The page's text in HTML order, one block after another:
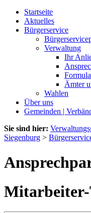
Startseite
Aktuelles
Bürgerservice
Verwaltung
Ihr
Ämter
Wahlen
Über uns
Gemeinden |
Sie sind hier:
Siegenburg >
Mitarbeiter-